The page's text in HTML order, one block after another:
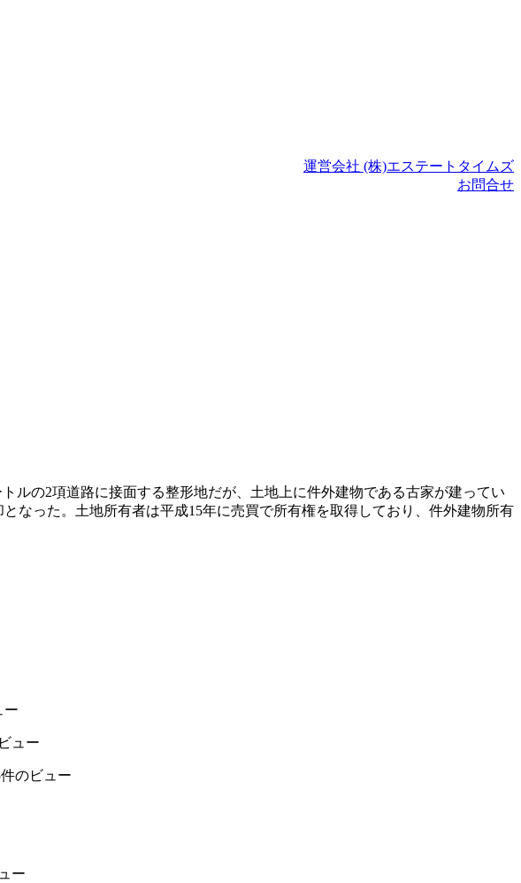
運営会社 (株)エステートタイムズ
お問合せ
ルの2項道路に接面する整形地だが、土地上に件外建物である古家が建ってい
なった。土地所有者は平成15年に売買で所有権を取得しており、件外建物所有
ー
ュー
のビュー
ー